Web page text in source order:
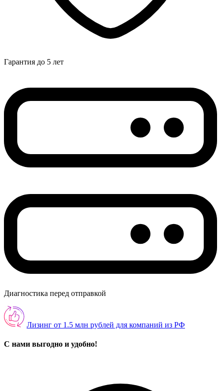
Гарантия до 5 лет
Диагностика перед отправкой
Лизинг от 1.5 млн рублей для компаний из РФ
С нами выгодно и удобно!